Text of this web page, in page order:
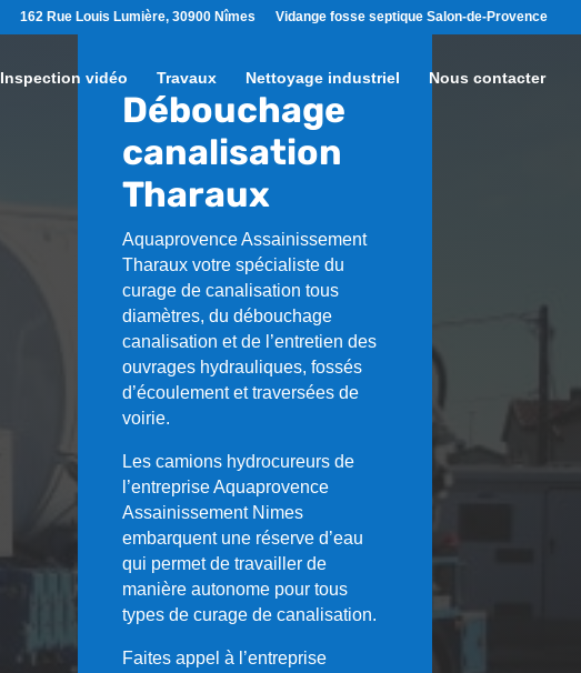
162 Rue Louis Lumière, 30900 Nîmes Vidange fosse septique Salon-de-Provence
Inspection vidéo Travaux Nettoyage industriel Nous contacter
Débouchage
canalisation
Tharaux
Aquaprovence Assainissement
Tharauxvotre spécialiste du
curage de canalisation tous
diamètres, du débouchage
canalisation et de l’entretien des
ouvrages hydrauliques, fossés
d’écoulement et traversées de
voirie.
Les camions hydrocureurs de
l’entreprise Aquaprovence
Assainissement Nimes
embarquent une réserve d’eau
qui permet de travailler de
manière autonome pour tous
types de curage de canalisation.
Faites appel à l’entreprise